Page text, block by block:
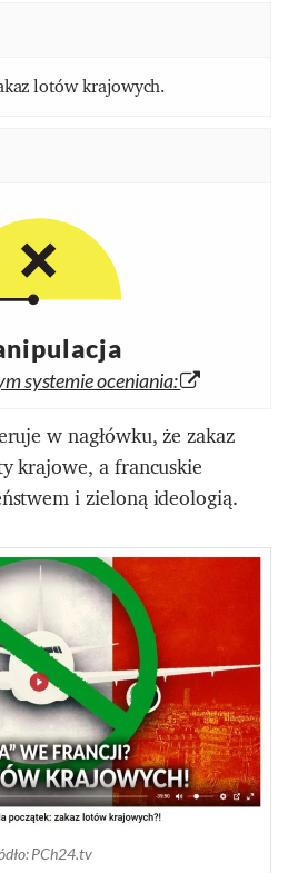
lotów krajowych.
systemie oceniania:
w nagłówku, że zakaz
krajowe, a francuskie
i zieloną ideologią.
PCh24.tv